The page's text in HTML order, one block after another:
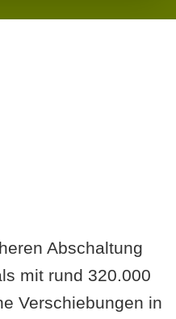
Abschaltung
mit rund 320.000
Verschiebungen in